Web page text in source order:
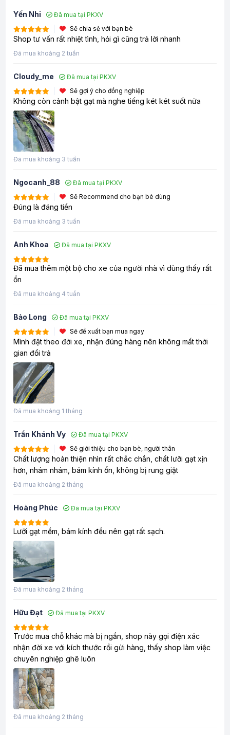
Yến Nhi
Đã mua tại PKXV
Sẽ chia sẻ với bạn bè
Shop tư vấn rất nhiệt tình, hỏi gì cũng trả lời nhanh
Đã mua khoảng 2 tuần
Cloudy_me
Đã mua tại PKXV
Sẽ gợi ý cho đồng nghiệp
Không còn cảnh bật gạt mà nghe tiếng két két suốt nữa
Đã mua khoảng 3 tuần
Ngocanh_88
Đã mua tại PKXV
Sẽ Recommend cho bạn bè dùng
Đúng là đáng tiền
Đã mua khoảng 3 tuần
Anh Khoa Đã mua tại PKXV
Đã mua thêm một bộ cho xe của người nhà vì dùng thấy rất
ổn
Đã mua khoảng 4 tuần
Bảo Long
Đã mua tại PKXV
Sẽ đề xuất bạn mua ngay
Mình đặt theo đời xe, nhận đúng hàng nên không mất thời
gian đổi trả
Đã mua khoảng 1 tháng
Trần Khánh Vy
Đã mua tại PKXV
Sẽ giới thiệu cho bạn bè, người thân
Chất lượng hoàn thiện nhìn rất chắc chắn, chất lưỡi gạt xịn
hơn, nhám nhám, bám kính ổn, không bị rung giật
Đã mua khoảng 2 tháng
Hoàng Phúc Đã mua tại PKXV
Lưỡi gạt mềm, bám kính đều nên gạt rất sạch.
Đã mua khoảng 2 tháng
Hữu Đạt Đã mua tại PKXV
Trước mua chỗ khác mà bị ngắn, shop này gọi điện xác
nhận đời xe với kích thước rồi gửi hàng, thấy shop làm việc
chuyên nghiệp ghê luôn
Đã mua khoảng 2 tháng